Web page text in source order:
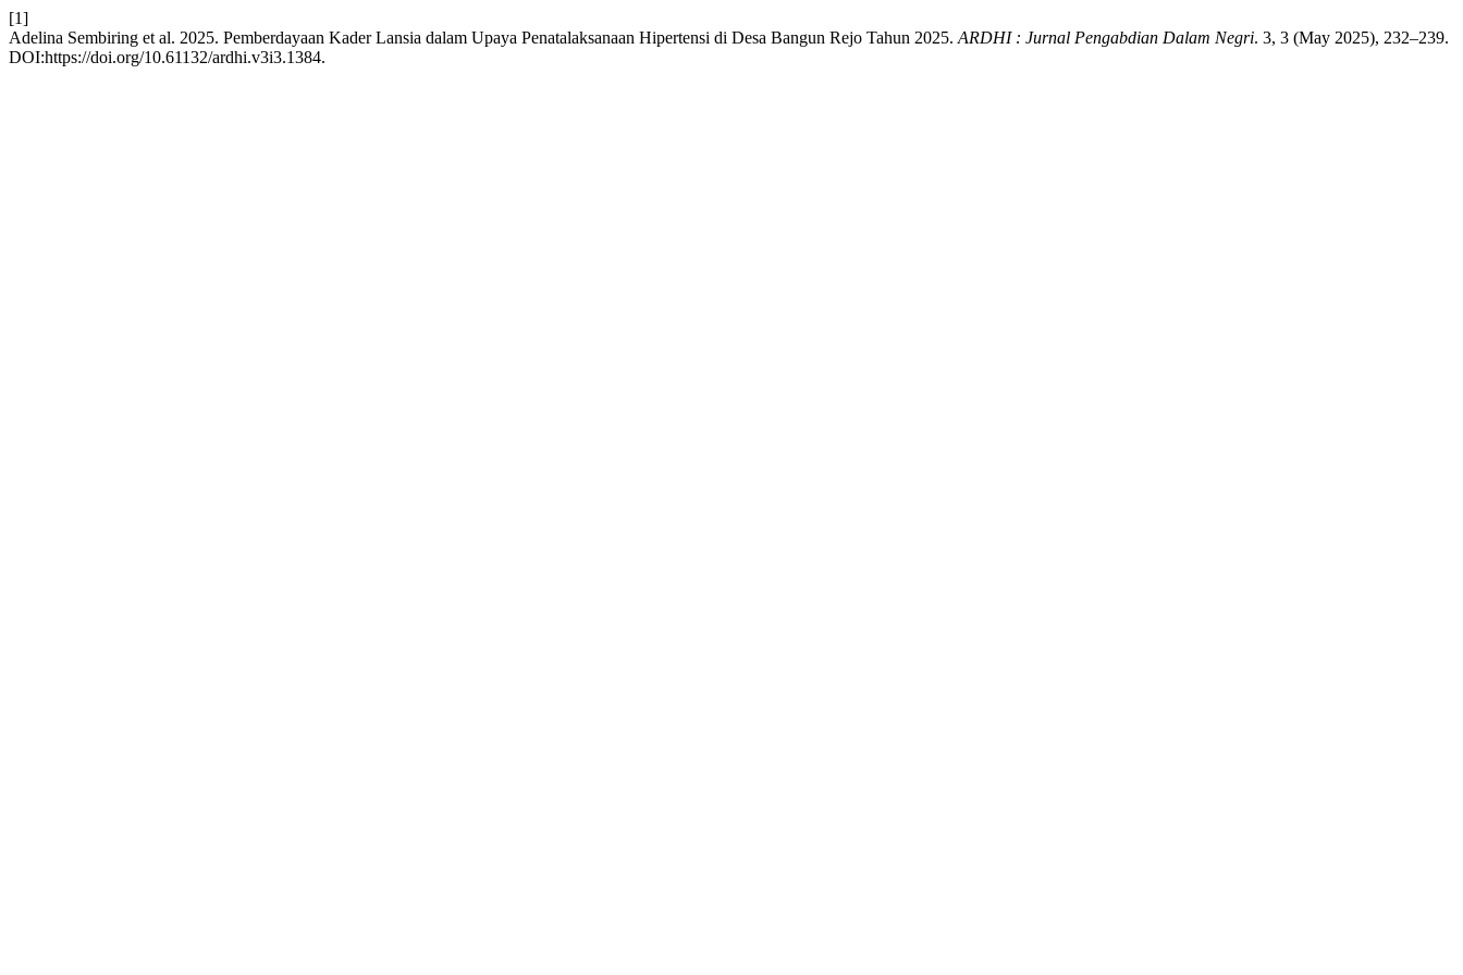
[1]
Adelina Sembiring et al. 2025. Pemberdayaan Kader Lansia dalam Upaya Penatalaksanaan Hipertensi di Desa Bangun Rejo Tahun 2025. ARDHI : Jurnal Pengabdian Dalam Negri. 3, 3 (May 2025), 232–239.
DOI:https://doi.org/10.61132/ardhi.v3i3.1384.